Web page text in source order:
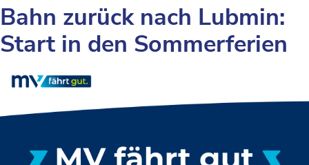
Bahn zurück nach Lubmin:
Start in den Sommerferien